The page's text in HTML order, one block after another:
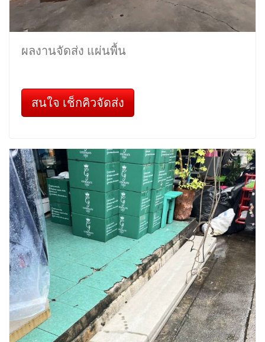
ผลงานจัดส่ง แผ่นพื้น
สนใจ เช็กคิวจัดส่ง